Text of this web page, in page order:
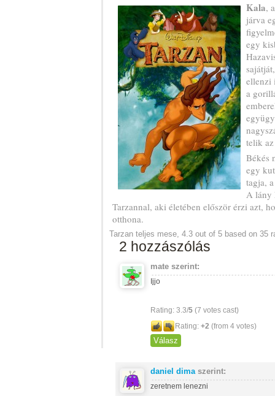
Kala,
járva
egy
ellenzi
a
telik
Békés
egy
tagja,
A lány
Tarzannal, aki életében először érzi azt,
otthona.
Tarzan teljes mese, 4.3 out of 5 based on 35
2 hozzászólás
mate szerint:
Ijjo
Rating: 3.3/5 (7 votes cast)
Rating: +2 (from 4 votes)
Válasz
daniel dima szerint:
zeretnem lenezni